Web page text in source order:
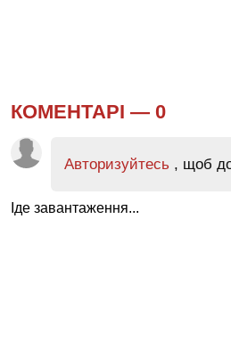
КОМЕНТАРІ — 0
Авторизуйтесь , щоб
Іде завантаження...